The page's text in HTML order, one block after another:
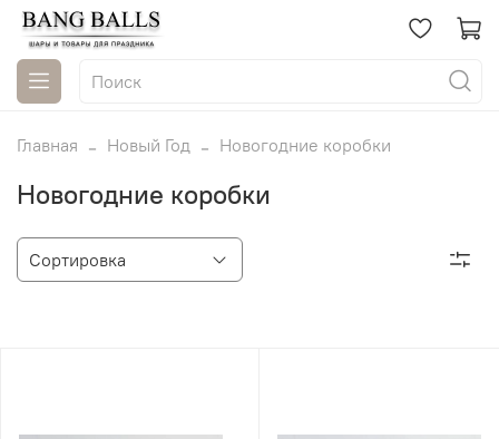
Главная Новый Год Новогодние коробки
Новогодние коробки